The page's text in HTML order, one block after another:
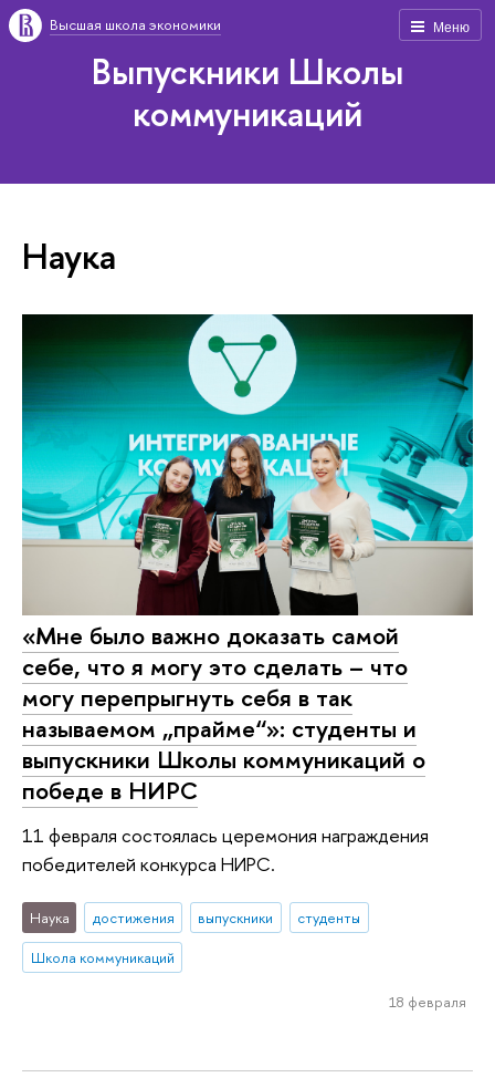
Меню
Высшая школа экономики
Выпускники Школы
коммуникаций
Наука
«Мне было важно доказать самой
себе, что я могу это сделать – что
могу перепрыгнуть себя в так
называемом „прайме“»: студенты и
выпускники Школы коммуникаций о
победе в НИРС
11 февраля состоялась церемония награждения
победителей конкурса НИРС.
Наука достижения выпускники
студенты
Школа коммуникаций
18 февраля